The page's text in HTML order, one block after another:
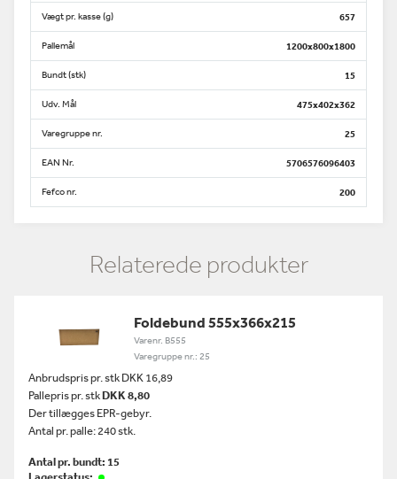
Vægt pr. kasse (g) 657
Pallemål 1200x800x1800
Bundt (stk) 15
Udv. Mål 475x402x362
Varegruppe nr. 25
EAN Nr. 5706576096403
Fefco nr. 200
Relaterede produkter
Foldebund 555x366x215
Varenr. B555
Varegruppe nr.: 25
Anbrudspris pr. stk DKK 16,89
Pallepris pr. stkDKK 8,80
Der tillægges EPR-gebyr.
Antal pr. palle: 240 stk.
Antal pr. bundt: 15